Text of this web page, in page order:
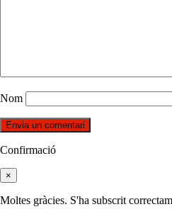
Nom
Confirmació
×
Moltes gràcies. S'ha subscrit